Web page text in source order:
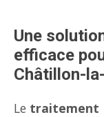
Une
efficace
Châtillon-
Le traitement